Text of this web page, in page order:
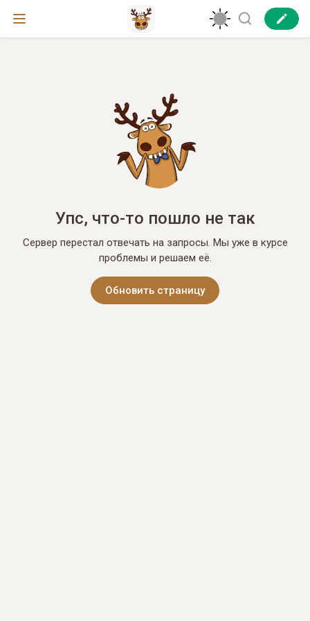
Упс, что-то пошло не так
Сервер перестал отвечать на запросы. Мы уже в курсе
проблемы и решаем её.
Обновить страницу